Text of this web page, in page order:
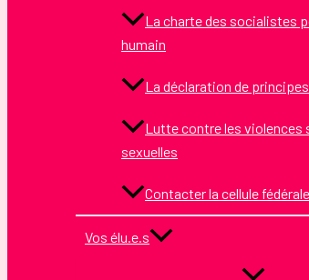
La charte des socialistes
humain
La déclaration de principes
Lutte contre les violences
sexuelles
Contacter la cellule
Vos élu.e.s